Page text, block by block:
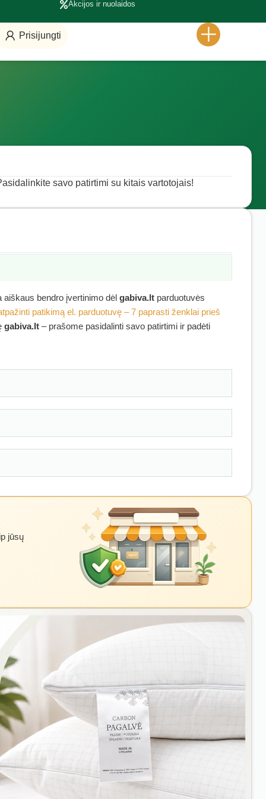
Akcijos ir nuolaidos
Prisijungti
savo patirtimi su kitais vartotojais!
aiškaus bendro įvertinimo dėl gabiva.lt parduotuvės
patikimą el. parduotuvę – 7 paprasti ženklai prieš
gabiva.lt – prašome pasidalinti savo patirtimi ir padėti
jūsų